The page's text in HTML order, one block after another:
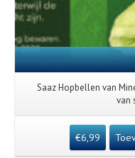
Saaz Hopbellen van
van
€6,99